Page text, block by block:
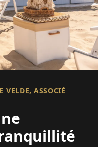
VELDE, ASSOCIÉ